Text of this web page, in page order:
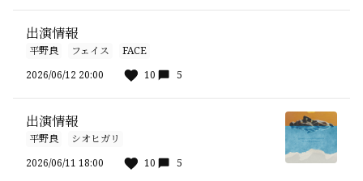
出演情報
平野良 フェイス
FACE
2026/06/12 20:00
10 5
出演情報
平野良
シオヒガリ
2026/06/11 18:00
10 5